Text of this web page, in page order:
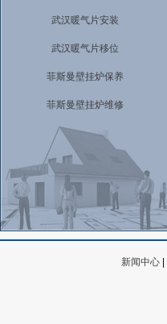
武汉暖气片安装
武汉暖气片移位
菲斯曼壁挂炉保养
菲斯曼壁挂炉维修
新闻中心